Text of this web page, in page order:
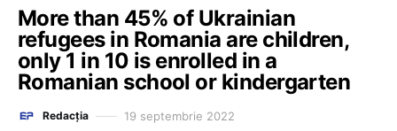
More than 45% of Ukrainian
refugees in Romania are children,
only 1 in 10 is enrolled in a
Romanian school or kindergarten
Redacția 19 septembrie 2022